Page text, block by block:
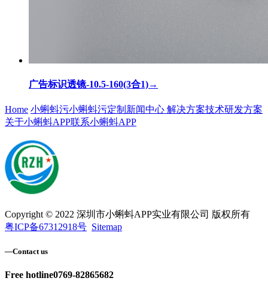
广告标识透镜-10.5-160(3合1)→
Home 小蝌蚪污小蝌蚪污定制 新闻中心 解决方案技术研发方案
关于小蝌蚪APP联系小蝌蚪APP
Copyright © 2022 深圳市小蝌蚪APP实业有限公司 版权所有
粤ICP备67312918号 Sitemap
—Contact us
Free hotline0769-82865682